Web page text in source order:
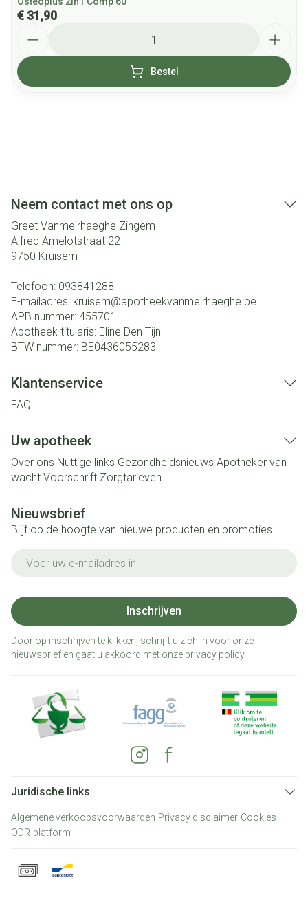
€ 31,90
Bestel
Neem contact met ons op
Greet Vanmeirhaeghe Zingem
Alfred Amelotstraat 22
9750 Kruisem
Telefoon: 093841288
E-mailadres: kruisem@apotheekvanmeirhaeghe.be
APB nummer: 455701
Apotheek titularis: Eline Den Tijn
BTW nummer: BE0436055283
Klantenservice
FAQ
Uw apotheek
Over ons Nuttige links Gezondheidsnieuws Apotheker van
wacht Voorschrift Zorgtarieven
Nieuwsbrief
Blijf op de hoogte van nieuwe producten en promoties
Inschrijven
Door op inschrijven te klikken, schrijft u zich in voor onze
nieuwsbrief en gaat u akkoord met onze privacy policy.
Juridische links
Algemene verkoopsvoorwaarden Privacy disclaimer Cookies
ODR-platform